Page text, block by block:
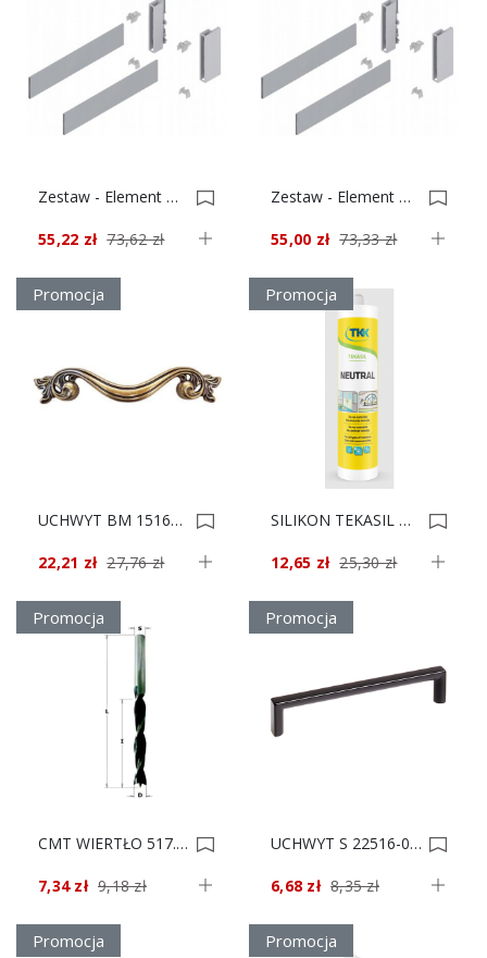
Zestaw - Element Dekoracyjny + Uchwyt, Tandembox Antaro Wys. C Dł.650 Czarny 0022603
55,22 zł 73,62 zł
Zestaw - Element Dekoracyjny + Uchwyt, Tandembox Antaro Wys. D Dł.450 Biały 0022597
55,00 zł 73,33 zł
Promocja
UCHWYT BM 15169Z09600.07 160x30/96 0022484
22,21 zł 27,76 zł
Promocja
SILIKON TEKASIL NEUTRAL Biały 280ml 0021831
12,65 zł 25,30 zł
Promocja
CMT WIERTŁO 517.030.31 NP HS D3 I33 L61 S3 RH 0021423
7,34 zł 9,18 zł
Promocja
UCHWYT S 22516-0128 CZARNY LAK. *** 0021215
6,68 zł 8,35 zł
Promocja Promocja